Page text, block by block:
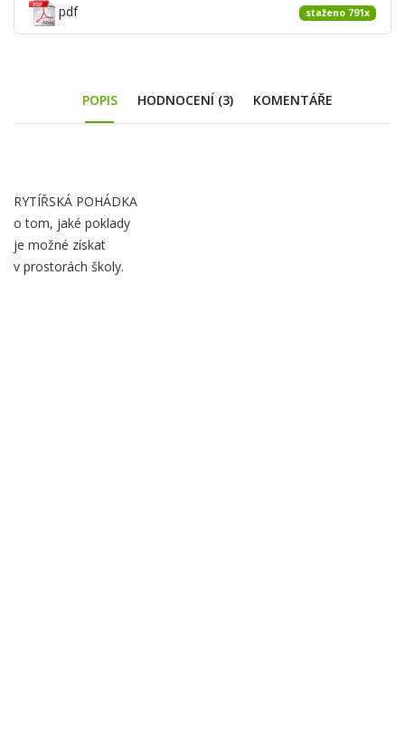
pdf staženo 791x
POPIS HODNOCENÍ (3) KOMENTÁŘE
záložky
Popis
RYTÍŘSKÁ POHÁDKA
o tom, jaké poklady
je možné získat
v prostorách školy.